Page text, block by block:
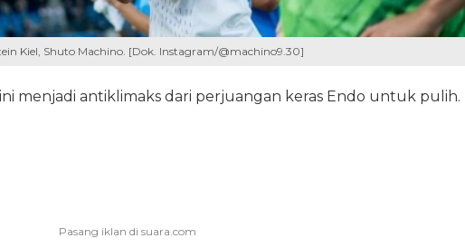
Kiel, Shuto Machino. [Dok. Instagram/@machino9.30]
menjadi antiklimaks dari perjuangan keras Endo untuk pulih.